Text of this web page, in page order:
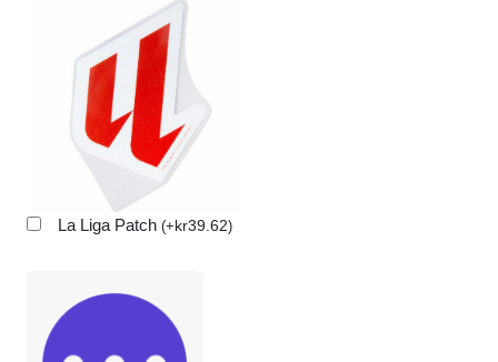
La Liga Patch (+kr39.62)